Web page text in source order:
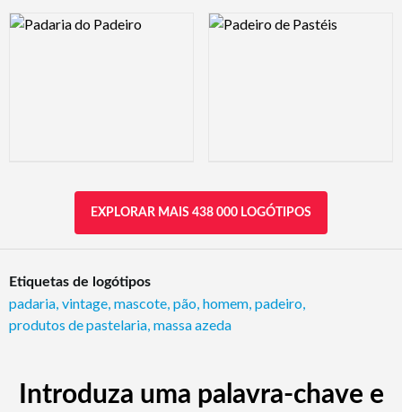
Logo Preview Image Logo Preview Image
EXPLORAR MAIS 438 000 LOGÓTIPOS
Etiquetas de logótipos
padaria vintage mascote pão homem padeiro
produtos de pastelaria massa azeda
Introduza uma palavra-chave e